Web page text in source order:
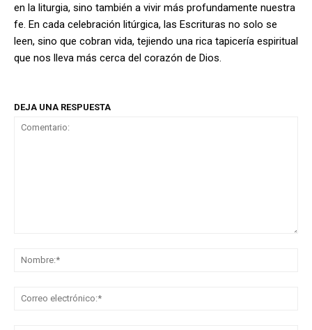
en la liturgia, sino también a vivir más profundamente nuestra
fe. En cada celebración litúrgica, las Escrituras no solo se
leen, sino que cobran vida, tejiendo una rica tapicería espiritual
que nos lleva más cerca del corazón de Dios.
DEJA UNA RESPUESTA